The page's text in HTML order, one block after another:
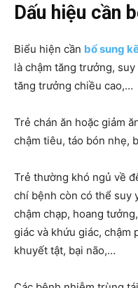
Dấu hiệu cần
Biểu hiện cần bổ sung
là chậm tăng trưởng,
tăng trưởng chiều cao,…
Trẻ chán ăn hoặc giảm
chậm tiêu, táo bón nhẹ,
Trẻ thường khó ngủ về
chí bệnh còn có thể suy
chậm chạp, hoang
giác và khứu giác, chậm
khuyết tật, bại não,…